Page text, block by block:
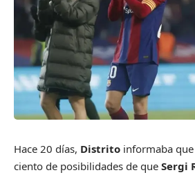
Hace 20 días, Distrito informaba
ciento de posibilidades de que Sergi